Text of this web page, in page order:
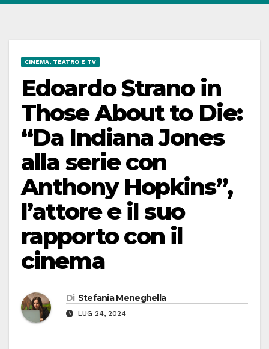
CINEMA, TEATRO E TV
Edoardo Strano in
Those About to Die:
“Da Indiana Jones
alla serie con
Anthony Hopkins”,
l’attore e il suo
rapporto con il
cinema
Di Stefania Meneghella
LUG 24, 2024